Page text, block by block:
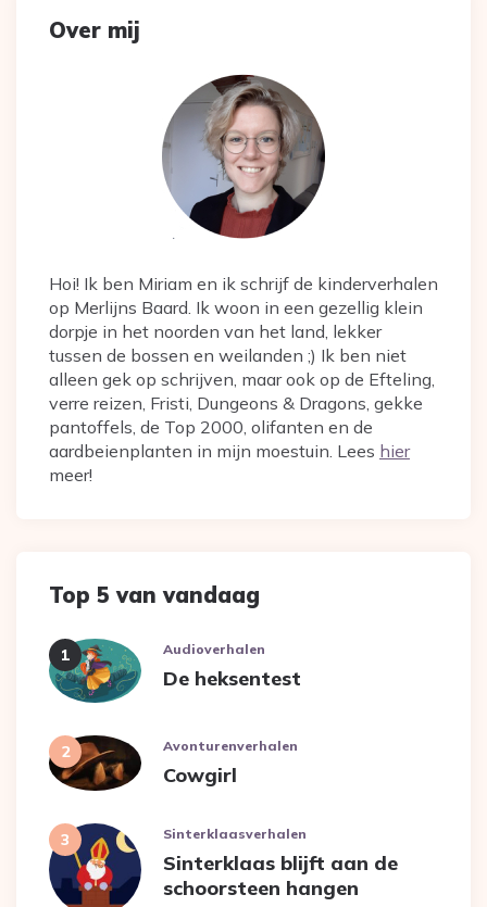
Over mij
Hoi! Ik ben Miriam en ik schrijf de kinderverhalen
op Merlijns Baard. Ik woon in een gezellig klein
dorpje in het noorden van het land, lekker
tussen de bossen en weilanden ;) Ik ben niet
alleen gek op schrijven, maar ook op de Efteling,
verre reizen, Fristi, Dungeons & Dragons, gekke
pantoffels, de Top 2000, olifanten en de
aardbeienplanten in mijn moestuin. Lees hier
meer!
Top 5 van vandaag
Audioverhalen
De heksentest
Avonturenverhalen
Cowgirl
Sinterklaasverhalen
Sinterklaas blijft aan de
schoorsteen hangen